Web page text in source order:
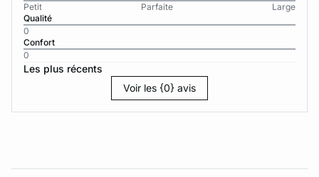
Petit
Parfaite
Large
Qualité
0
Confort
0
Les plus récents
Voir les {0} avis